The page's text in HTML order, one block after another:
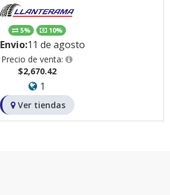
5% 10%
Envio:11 de agosto
Precio de venta:
$2,670.42
1
Ver tiendas